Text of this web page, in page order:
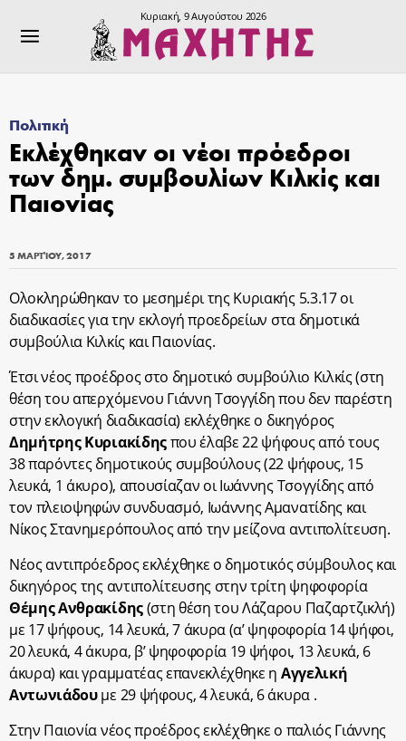
Κυριακή, 9 Αυγούστου 2026
Πολιτική
Εκλέχθηκαν οι νέοι πρόεδροι
των δημ. συμβουλίων Κιλκίς και
Παιονίας
5 ΜΑΡΤΊΟΥ, 2017
Ολοκληρώθηκαν το μεσημέρι της Κυριακής 5.3.17 οι
διαδικασίες για την εκλογή προεδρείων στα δημοτικά
συμβούλια Κιλκίς και Παιονίας.
Έτσι νέος προέδρος στο δημοτικό συμβούλιο Κιλκίς (στη
θέση του απερχόμενου Γιάννη Τσογγίδη που δεν παρέστη
στην εκλογική διαδικασία) εκλέχθηκε ο δικηγόρος
Δημήτρης Κυριακίδηςπου έλαβε 22 ψήφους από τους
38 παρόντες δημοτικούς συμβούλους (22 ψήφους, 15
λευκά, 1 άκυρο), απουσίαζαν οι Ιωάννης Τσογγίδης από
τον πλειοψηφών συνδυασμό, Ιωάννης Αμανατίδης και
Νίκος Στανημερόπουλος από την μείζονα αντιπολίτευση.
Νέος αντιπρόεδρος εκλέχθηκε ο δημοτικός σύμβουλος και
δικηγόρος της αντιπολίτευσης στην τρίτη ψηφοφορία
Θέμης Ανθρακίδης(στη θέση του Λάζαρου Παζαρτζικλή)
με 17 ψήφους, 14 λευκά, 7 άκυρα (α’ ψηφοφορία 14 ψήφοι,
20 λευκά, 4 άκυρα, β’ ψηφοφορία 19 ψήφοι, 13 λευκά, 6
άκυρα) και γραμματέας επανεκλέχθηκε η Αγγελική
Αντωνιάδουμε 29 ψήφους, 4 λευκά, 6 άκυρα .
Στην Παιονία νέος προέδρος εκλέχθηκε ο παλιός Γιάννης